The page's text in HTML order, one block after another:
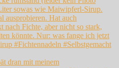
dran mit meinem